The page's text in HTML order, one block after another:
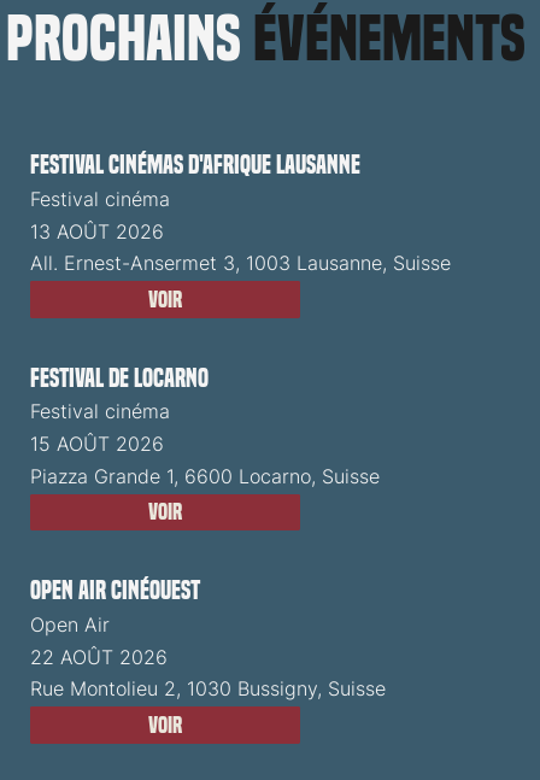
prochains événements
Festival cinémas d'Afrique Lausanne
Festival cinéma
13 AOÛT 2026
All. Ernest-Ansermet 3, 1003 Lausanne, Suisse
Voir
Festival de Locarno
Festival cinéma
15 AOÛT 2026
Piazza Grande 1, 6600 Locarno, Suisse
Voir
Open Air CinéOuest
Open Air
22 AOÛT 2026
Rue Montolieu 2, 1030 Bussigny, Suisse
Voir